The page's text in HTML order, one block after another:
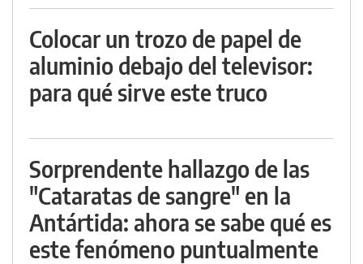
Colocar un trozo de papel de
aluminio debajo del televisor:
para qué sirve este truco
Sorprendente hallazgo de las
"Cataratas de sangre" en la
Antártida: ahora se sabe qué es
este fenómeno puntualmente